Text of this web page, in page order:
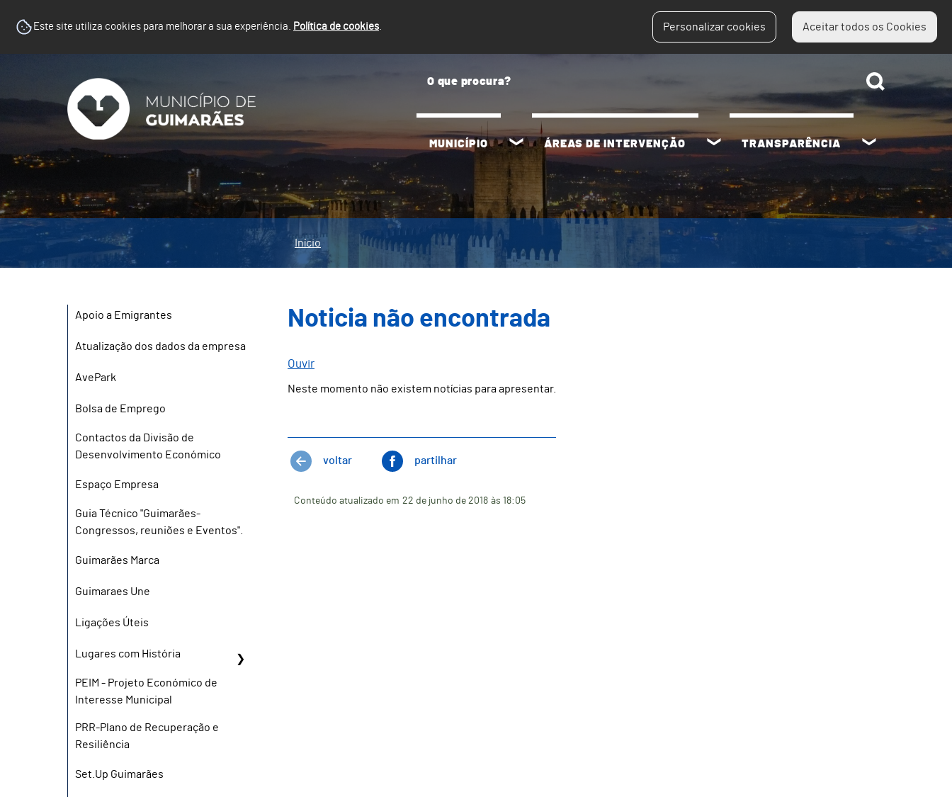
Este site utiliza cookies para melhorar a sua experiência. Política de cookies. Personalizar cookies Aceitar todos os Cookies
MUNICÍPIO ÁREAS DE INTERVENÇÃO TRANSPARÊNCIA
Início
Apoio a Emigrantes
Atualização dos dados da empresa
AvePark
Bolsa de Emprego
Contactos da Divisão de
Desenvolvimento Económico
Espaço Empresa
Guia Técnico "Guimarães-
Congressos, reuniões e Eventos".
Guimarães Marca
Guimaraes Une
Ligações Úteis
Lugares com História
PEIM - Projeto Económico de
Interesse Municipal
PRR-Plano de Recuperação e
Resiliência
Set.Up Guimarães
Noticia não encontrada
Ouvir
Neste momento não existem notícias para apresentar.
voltar partilhar
Conteúdo atualizado em 22 de junho de 2018 às 18:05